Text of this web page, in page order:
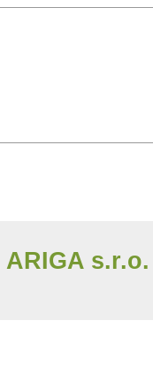
ARIGA s.r.o.